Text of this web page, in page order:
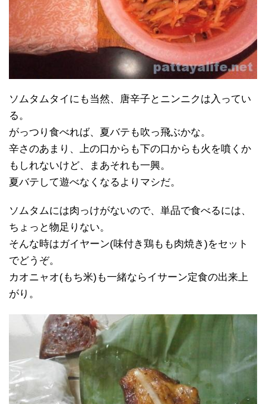
ソムタムタイにも当然、唐辛子とニンニクは入ってい
る。
がっつり食べれば、夏バテも吹っ飛ぶかな。
辛さのあまり、上の口からも下の口からも火を噴くか
もしれないけど、まあそれも一興。
夏バテして遊べなくなるよりマシだ。
ソムタムには肉っけがないので、単品で食べるには、
ちょっと物足りない。
そんな時はガイヤーン(味付き鶏もも肉焼き)をセット
でどうぞ。
カオニャオ(もち米)も一緒ならイサーン定食の出来上
がり。